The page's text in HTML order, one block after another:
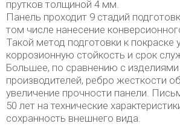
прутков толщиной 4 мм.
Панель проходит 9 стадий
том числе нанесение
Такой метод подготовки к покраске
коррозионную стойкость и срок
Большее, по сравнению с изделиями
производителей, ребро жесткости
увеличение прочности панели.
50 лет на технические
сохранность внешнего вида.